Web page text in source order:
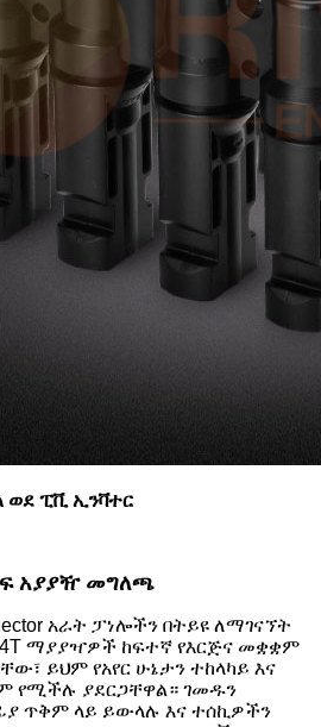
ወደ ፒቪ ኢንቫተር
አያያዥ መግለጫ
አራት ፓነሎችን በትይዩ ለማገናኘት
ማያያዣዎች ከፍተኛ የእርጅና መቋቋም
ይህም የአየር ሁኔታን ተከላካይ እና
የሚችሉ ያደርጋቸዋል። ገመዱን
ጥቅም ላይ ይውላሉ እና ተሰኪዎችን